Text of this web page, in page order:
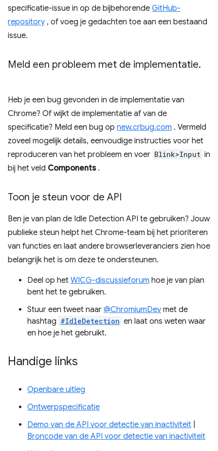
specificatie-issue in op de bijbehorende GitHub-
repository , of voeg je gedachten toe aan een bestaand
issue.
Meld een probleem met de implementatie.
Heb je een bug gevonden in de implementatie van
Chrome? Of wijkt de implementatie af van de
specificatie? Meld een bug op new.crbug.com . Vermeld
zoveel mogelijk details, eenvoudige instructies voor het
reproduceren van het probleem en voer Blink>Input in
bij het veld Components.
Toon je steun voor de API
Ben je van plan de Idle Detection API te gebruiken? Jouw
publieke steun helpt het Chrome-team bij het prioriteren
van functies en laat andere browserleveranciers zien hoe
belangrijk het is om deze te ondersteunen.
Deel op het WICG-discussieforum hoe je van plan
bent het te gebruiken.
Stuur een tweet naar @ChromiumDev met de
hashtag #IdleDetection en laat ons weten waar
en hoe je het gebruikt.
Handige links
Openbare uitleg
Ontwerpspecificatie
Demo van de API voor detectie van inactiviteit
Broncode van de API voor detectie van inactiviteit